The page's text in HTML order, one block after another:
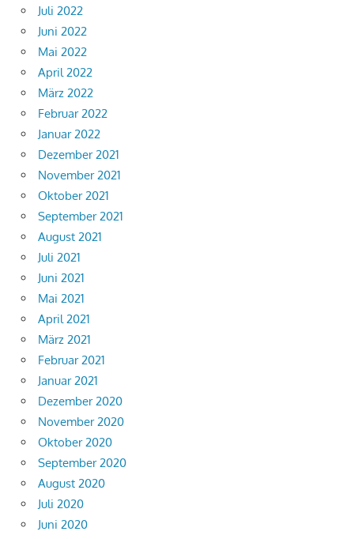
Juli 2022
Juni 2022
Mai 2022
April 2022
März 2022
Februar 2022
Januar 2022
Dezember 2021
November 2021
Oktober 2021
September 2021
August 2021
Juli 2021
Juni 2021
Mai 2021
April 2021
März 2021
Februar 2021
Januar 2021
Dezember 2020
November 2020
Oktober 2020
September 2020
August 2020
Juli 2020
Juni 2020